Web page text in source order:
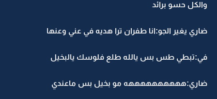
والكل حسو برائد
ضاري يغير الجو:انا طفران ترا هديه في عني وعنها
في:تبطي طس بس يالله طلع فلوسك يالبخيل
ضاري:ههههههههههه مو بخيل بس ماعندي